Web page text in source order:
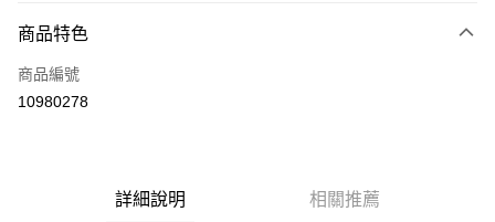
運送方式
付款後全家取貨
商品特色
商品編號
10980278
詳細說明 相關推薦